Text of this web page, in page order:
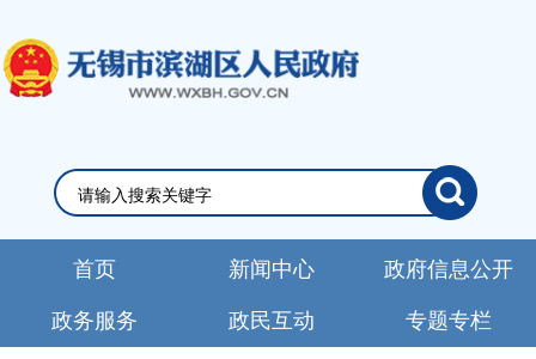
首页 新闻中心 政府信息公开
政务服务 政民互动 专题专栏